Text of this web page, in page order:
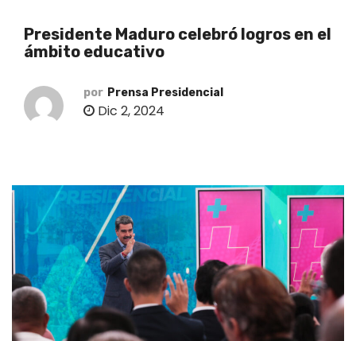
Presidente Maduro celebró logros en el
ámbito educativo
por Prensa Presidencial
Dic 2, 2024